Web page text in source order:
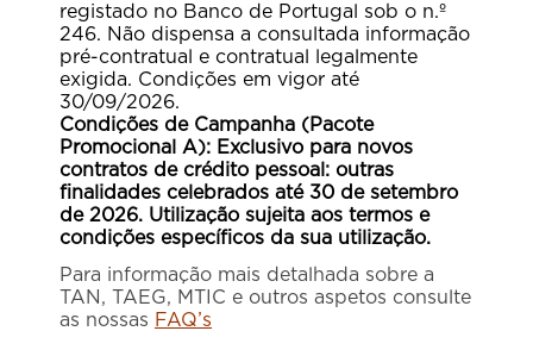
registado no Banco de Portugal sob o n.º
246. Não dispensa a consultada informação
pré-contratual e contratual legalmente
exigida. Condições em vigor até
30/09/2026.
Condições de Campanha (Pacote
Promocional A): Exclusivo para novos
contratos de crédito pessoal: outras
finalidades celebrados até 30 de setembro
de 2026. Utilização sujeita aos termos e
condições específicos da sua utilização.
Para informação mais detalhada sobre a
TAN, TAEG, MTIC e outros aspetos consulte
as nossas FAQ’s